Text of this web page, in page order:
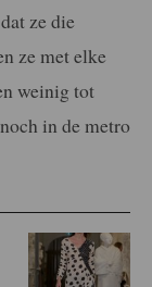
ze die
ze met elke
weinig tot
in de metro